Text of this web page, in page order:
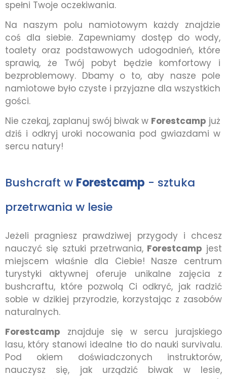
spełni Twoje oczekiwania.
Na naszym polu namiotowym każdy znajdzie
coś dla siebie. Zapewniamy dostęp do wody,
toalety oraz podstawowych udogodnień, które
sprawią, że Twój pobyt będzie komfortowy i
bezproblemowy. Dbamy o to, aby nasze pole
namiotowe było czyste i przyjazne dla wszystkich
gości.
Nie czekaj, zaplanuj swój biwak w Forestcamp już
dziś i odkryj uroki nocowania pod gwiazdami w
sercu natury!
Bushcraft w Forestcamp - sztuka
przetrwania w lesie
Jeżeli pragniesz prawdziwej przygody i chcesz
nauczyć się sztuki przetrwania, Forestcamp jest
miejscem właśnie dla Ciebie! Nasze centrum
turystyki aktywnej oferuje unikalne zajęcia z
bushcraftu, które pozwolą Ci odkryć, jak radzić
sobie w dzikiej przyrodzie, korzystając z zasobów
naturalnych.
Forestcamp znajduje się w sercu jurajskiego
lasu, który stanowi idealne tło do nauki survivalu.
Pod okiem doświadczonych instruktorów,
nauczysz się, jak urządzić biwak w lesie,